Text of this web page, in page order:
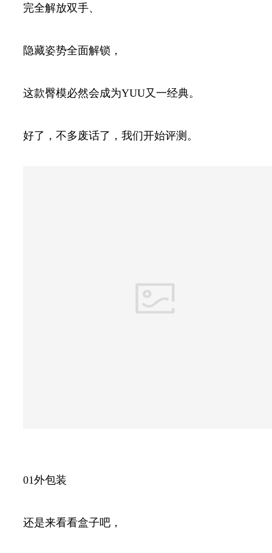
完全解放双手、
隐藏姿势全面解锁，
这款臀模必然会成为YUU又一经典。
好了，不多废话了，我们开始评测。
01外包装
还是来看看盒子吧，